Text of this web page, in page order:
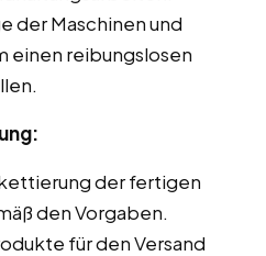
der Maschinen und
einen reibungslosen
der fertigen
den Vorgaben.
für den Versand